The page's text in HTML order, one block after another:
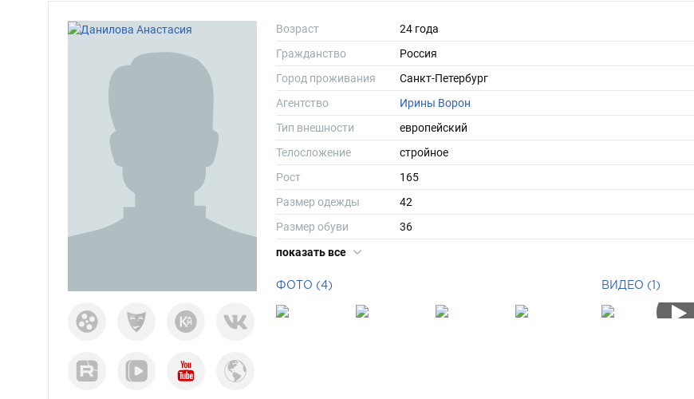
Возраст
24 года
Гражданство
Россия
Город проживания
Санкт-Петербург
Агентство
Ирины Ворон
Тип внешности
европейский
Телосложение
стройное
Рост
165
Размер одежды
42
Размер обуви
36
Длина волос
показать все
ФОТО (4) ВИДЕО (1)